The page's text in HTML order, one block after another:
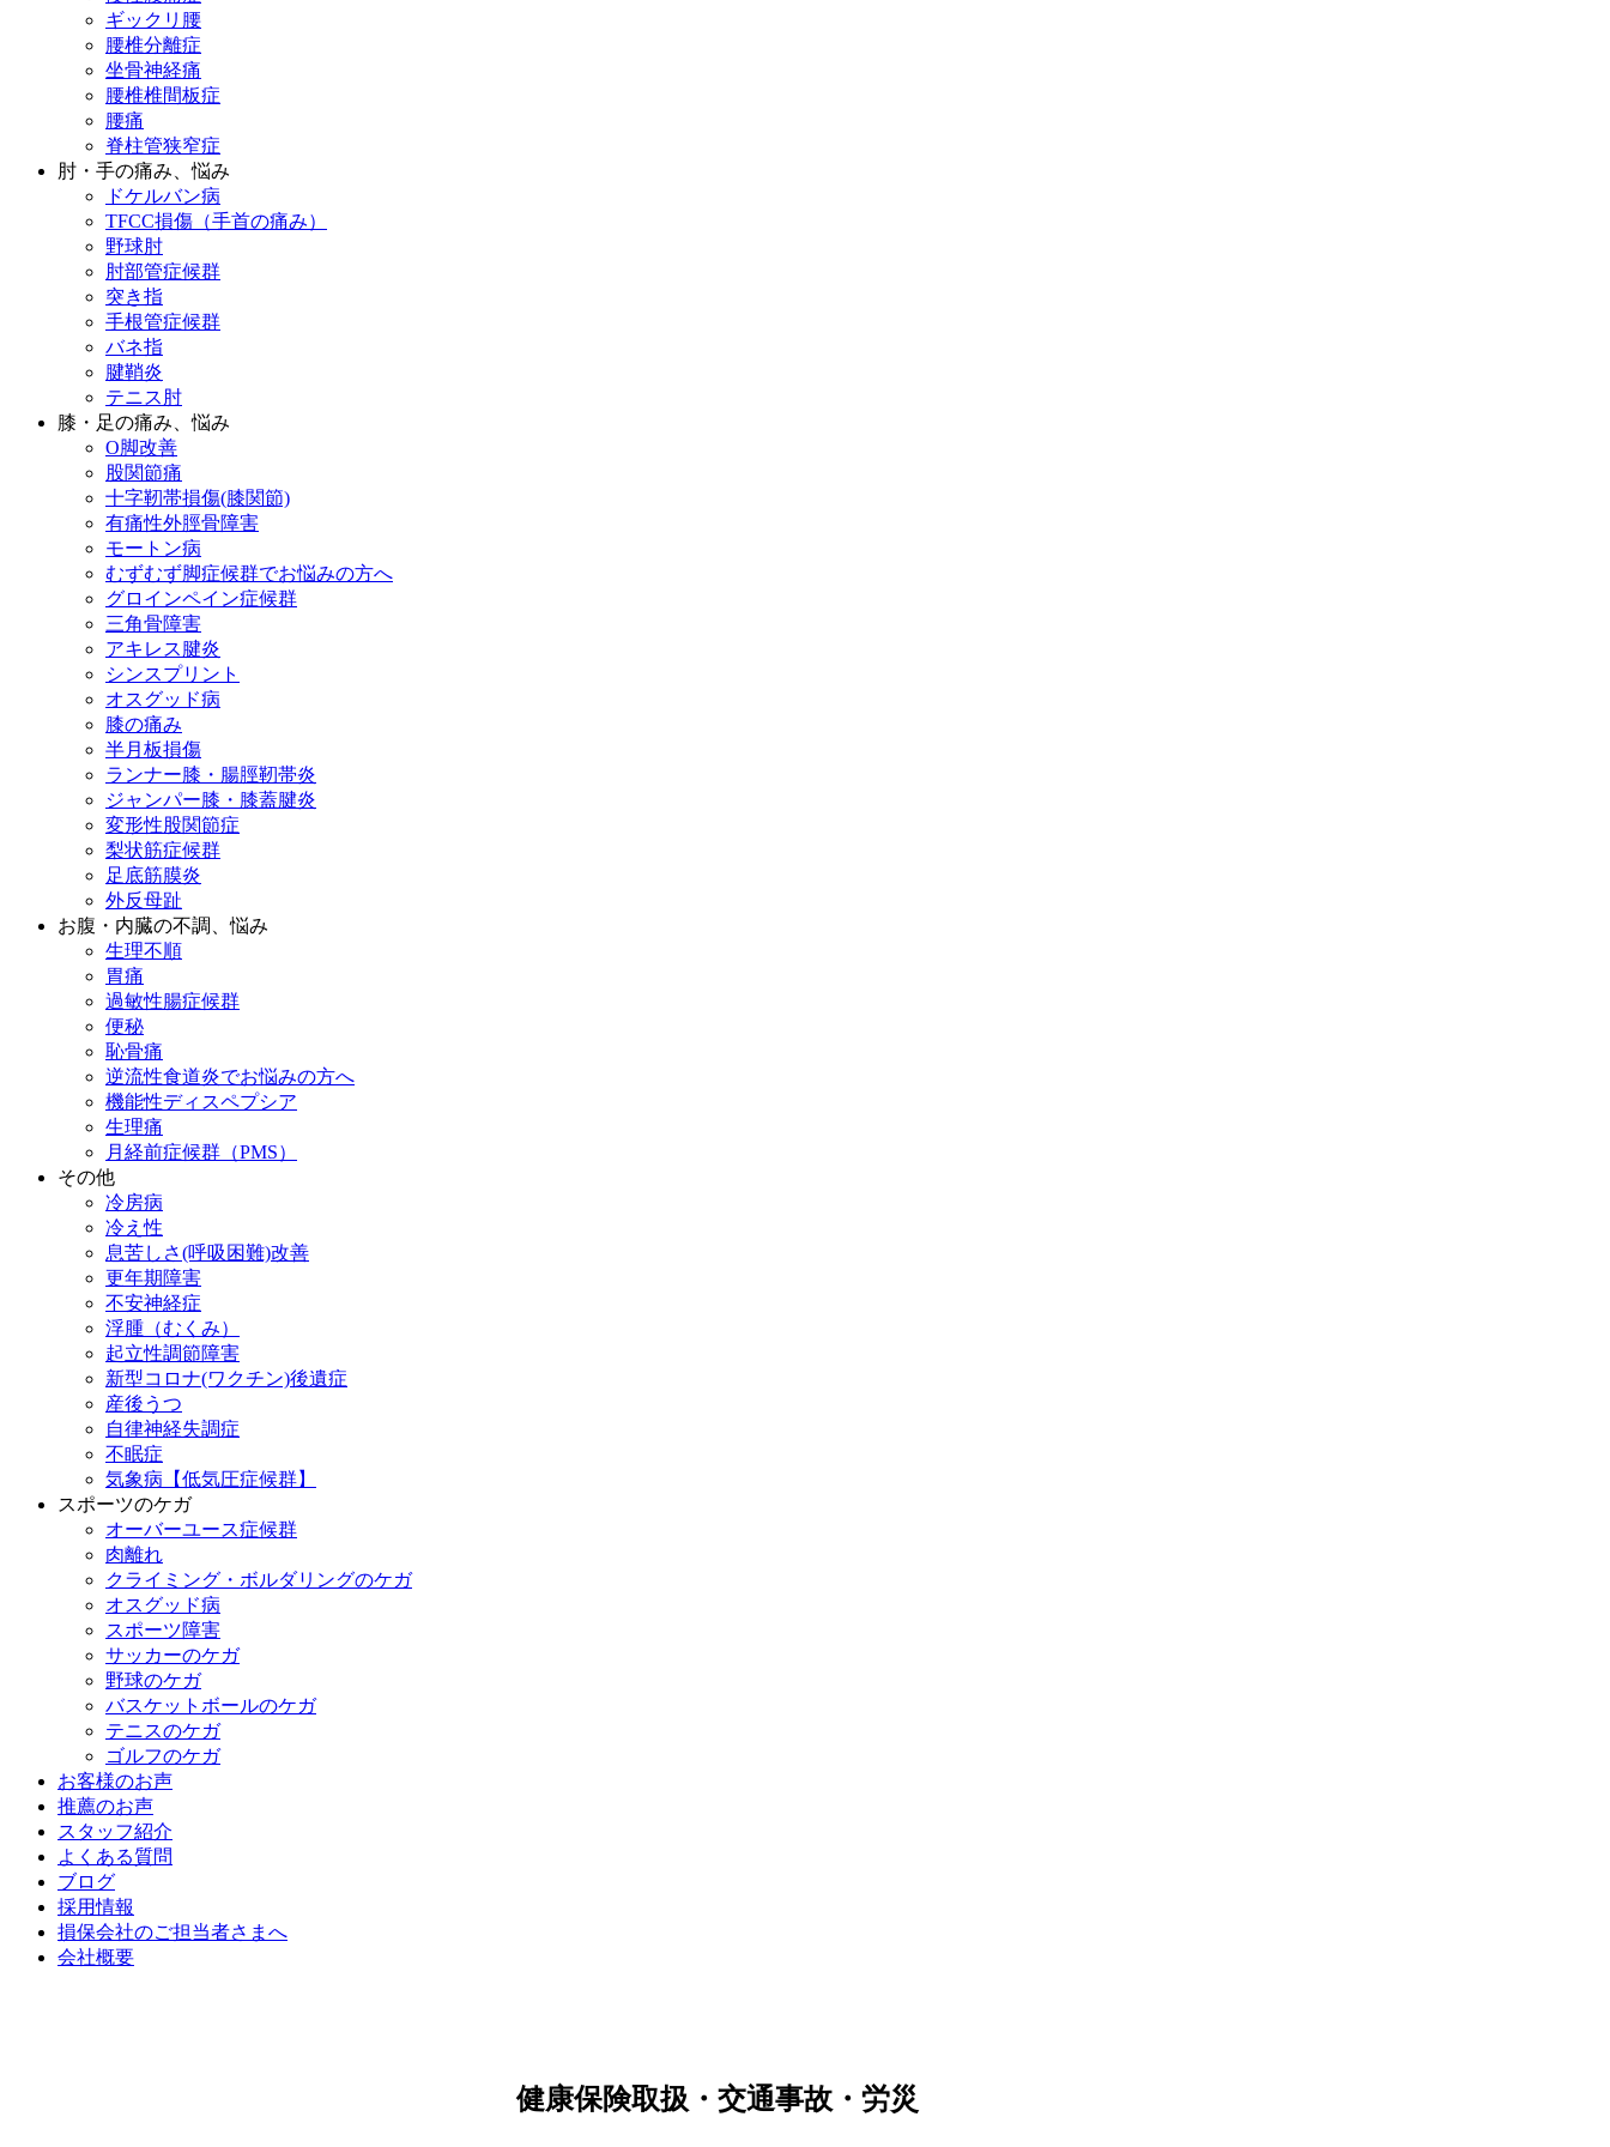
ギックリ腰
腰椎分離症
坐骨神経痛
腰椎椎間板症
腰痛
脊柱管狭窄症
肘・手の痛み、悩み
ドケルバン病
TFCC損傷（手首の痛み）
野球肘
肘部管症候群
突き指
手根管症候群
バネ指
腱鞘炎
テニス肘
膝・足の痛み、悩み
O脚改善
股関節痛
十字靭帯損傷(膝関節)
有痛性外脛骨障害
モートン病
むずむず脚症候群でお悩みの方へ
グロインペイン症候群
三角骨障害
アキレス腱炎
シンスプリント
オスグッド病
膝の痛み
半月板損傷
ランナー膝・腸脛靭帯炎
ジャンパー膝・膝蓋腱炎
変形性股関節症
梨状筋症候群
足底筋膜炎
外反母趾
お腹・内臓の不調、悩み
生理不順
胃痛
過敏性腸症候群
便秘
恥骨痛
逆流性食道炎でお悩みの方へ
機能性ディスペプシア
生理痛
月経前症候群（PMS）
その他
冷房病
冷え性
息苦しさ(呼吸困難)改善
更年期障害
不安神経症
浮腫（むくみ）
起立性調節障害
新型コロナ(ワクチン)後遺症
産後うつ
自律神経失調症
不眠症
気象病【低気圧症候群】
スポーツのケガ
オーバーユース症候群
肉離れ
クライミング・ボルダリングのケガ
オスグッド病
スポーツ障害
サッカーのケガ
野球のケガ
バスケットボールのケガ
テニスのケガ
ゴルフのケガ
お客様のお声
推薦のお声
スタッフ紹介
よくある質問
ブログ
採用情報
損保会社のご担当者さまへ
会社概要
健康保険取扱・交通事故・労災